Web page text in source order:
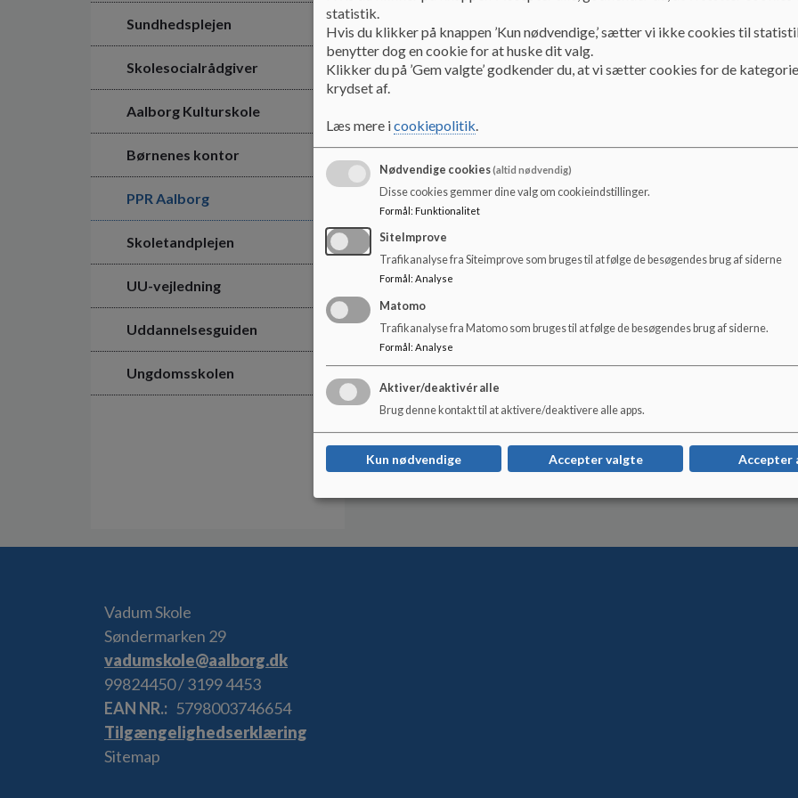
Sundhedsplejen
Skolesocialrådgiver
Aalborg Kulturskole
Børnenes kontor
PPR Aalborg
Skoletandplejen
UU-vejledning
Uddannelsesguiden
Ungdomsskolen
Vadum Skole
Søndermarken 29
vadumskole@aalborg.dk
99824450 / 3199 4453
EAN NR.
5798003746654
Tilgængelighedserklæring
Sitemap
statistik.
Hvis du klikker på knappen ’Kun nødvendige,’ sætter vi ikke cookies til
benytter dog en cookie for at huske dit valg.
Klikker du på ’Gem valgte’ godkender du, at vi sætter cookies for de
krydset af.
Læs mere icookiepolitik.
Nødvendige cookies(altid nødvendig)
Disse cookies gemmer dine valg om cookieindstillinger.
Formål: Funktionalitet
SiteImprove
Trafikanalyse fra Siteimprove som bruges til at følge de besøgendes brug af siderne
Formål : Analyse
Matomo
Trafikanalyse fra Matomo som bruges til at følge de besøgendes brug af siderne.
Formål : Analyse
Aktiver/deaktivér alle
Brug denne kontakt til at aktivere/deaktivere alle apps.
Kun nødvendige Accepter valgte Accepter